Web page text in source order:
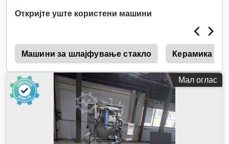
Откријте уште користени машини
Машини за шлајфување стакло Керамика
Мал оглас